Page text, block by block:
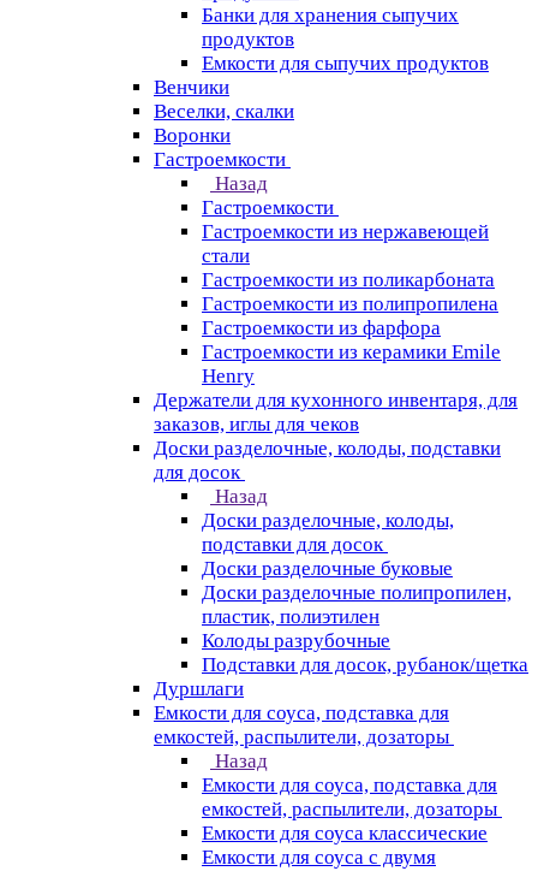
Банки для хранения сыпучих
продуктов
Емкости для сыпучих продуктов
Венчики
Веселки, скалки
Воронки
Гастроемкости
Назад
Гастроемкости
Гастроемкости из нержавеющей
стали
Гастроемкости из поликарбоната
Гастроемкости из полипропилена
Гастроемкости из фарфора
Гастроемкости из керамики Emile
Henry
Держатели для кухонного инвентаря, для
заказов, иглы для чеков
Доски разделочные, колоды, подставки
для досок
Назад
Доски разделочные, колоды,
подставки для досок
Доски разделочные буковые
Доски разделочные полипропилен,
пластик, полиэтилен
Колоды разрубочные
Подставки для досок, рубанок/щетка
Дуршлаги
Емкости для соуса, подставка для
емкостей, распылители, дозаторы
Назад
Емкости для соуса, подставка для
емкостей, распылители, дозаторы
Емкости для соуса классические
Емкости для соуса с двумя